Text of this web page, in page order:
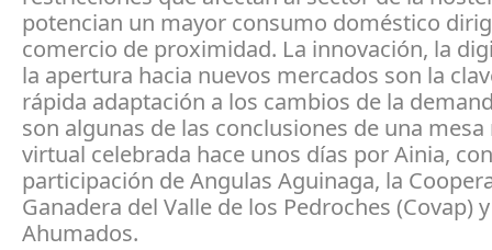
potencian un mayor consumo doméstico
comercio de proximidad. La innovación, la
la apertura hacia nuevos mercados son la
rápida adaptación a los cambios de la
son algunas de las conclusiones de una
virtual celebrada hace unos días por Ainia,
participación de Angulas Aguinaga, la
Ganadera del Valle de los Pedroches (Covap)
Ahumados.